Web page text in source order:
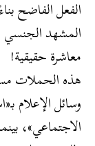
الفعل الفاضح
المشهد الجنسي
معاشرة حقيقية!
هذه الحملات
وسائل الإعلام
الاجتماعي»،